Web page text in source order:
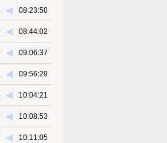
08:23:50
◀︎
08:44:02
◀︎
09:06:37
◀︎
09:56:29
◀︎
10:04:21
◀︎
10:08:53
◀︎
10:11:05
◀︎